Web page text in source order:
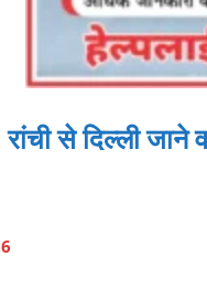
से दिल्ली जाने